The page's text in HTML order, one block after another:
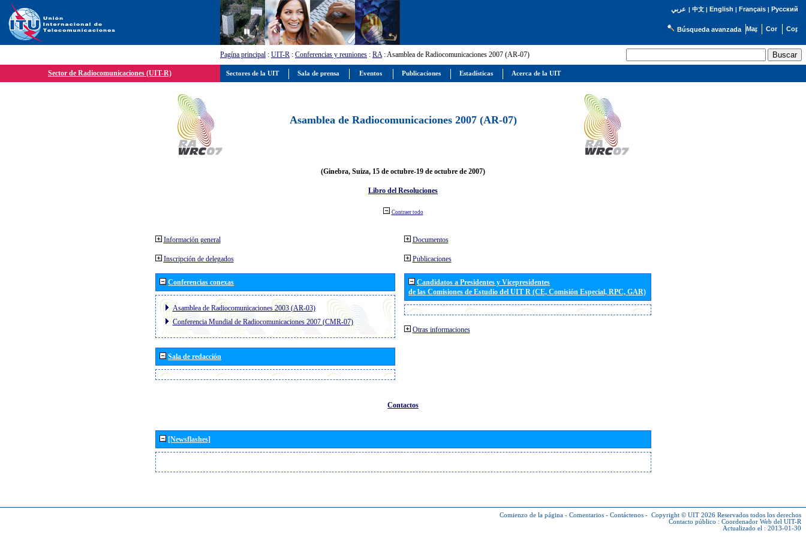
عربي | 中文| English | Français| Русский
Búsqueda avanzada
Pagína principal : UIT-R : Conferencias y reuniones : RA: Asamblea de Radiocomunicaciones 2007 (AR-07)
Sector de Radiocomunicaciones (UIT-R)
Asamblea de Radiocomunicaciones 2007 (AR-07)
(Ginebra, Suiza, 15 de octubre-19 de octubre de 2007)
Libro del Resoluciones
Contraer todo
Información general
Inscripción de delegados
Conferencias conexas
Asamblea de Radiocomunicaciones 2003 (AR-03)
Conferencia Mundial de Radiocomunicaciones 2007 (CMR-07)
Sala de redacción
Documentos
Publicaciones
Candidatos a Presidentes y Vicepresidentes
de las Comisiones de Estudio del UIT R (CE, Comisión Especial, RPC, GAR)
Otras informaciones
Contactos
[Newsflashes]
Comienzo de la página - Comentarios - Contáctenos - Copyright © UIT 2026 Reservados todos los derechos
Contacto público : Coordenador Web del UIT-R
Actualizado el : 2013-01-30
Sectores de la UIT Sala de prensa Eventos Publicaciones Estadísticas Acerca de la UIT